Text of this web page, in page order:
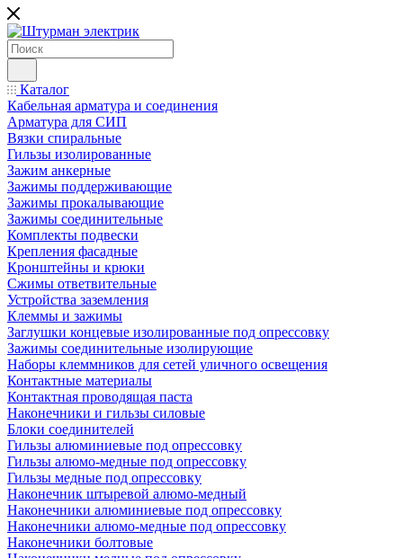
Каталог
Кабельная арматура и соединения
Арматура для СИП
Вязки спиральные
Гильзы изолированные
Зажим анкерные
Зажимы поддерживающие
Зажимы прокалывающие
Зажимы соединительные
Комплекты подвески
Крепления фасадные
Кронштейны и крюки
Сжимы ответвительные
Устройства заземления
Клеммы и зажимы
Заглушки концевые изолированные под опрессовку
Зажимы соединительные изолирующие
Наборы клеммников для сетей уличного освещения
Контактные материалы
Контактная проводящая паста
Наконечники и гильзы силовые
Блоки соединителей
Гильзы алюминиевые под опрессовку
Гильзы алюмо-медные под опрессовку
Гильзы медные под опрессовку
Наконечник штыревой алюмо-медный
Наконечники алюминиевые под опрессовку
Наконечники алюмо-медные под опрессовку
Наконечники болтовые